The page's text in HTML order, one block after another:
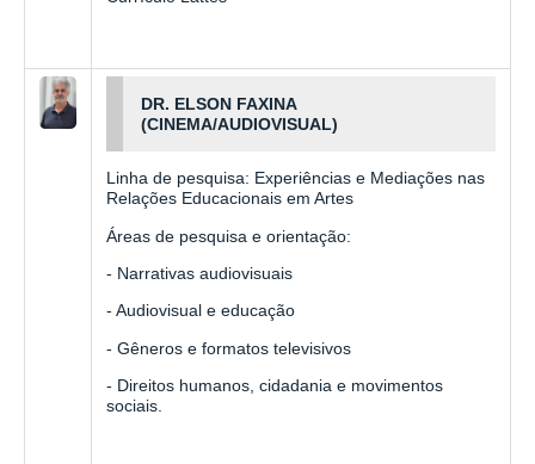
DR. ELSON FAXINA
(CINEMA/AUDIOVISUAL)
Linha de pesquisa: Experiências e Mediações nas
Relações Educacionais em Artes
Áreas de pesquisa e orientação:
- Narrativas audiovisuais
- Audiovisual e educação
- Gêneros e formatos televisivos
- Direitos humanos, cidadania e movimentos
sociais.